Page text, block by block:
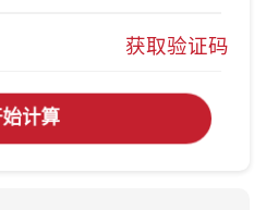
获取验证码
计算